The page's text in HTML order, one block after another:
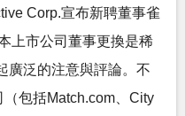
Corp.宣布新聘董事雀
上市公司董事更換是稀
廣泛的注意與評論。不
包括Match.com、City